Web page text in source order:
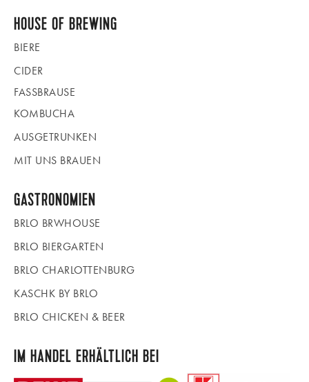
HOUSE OF BREWING
BIERE
CIDER
FASSBRAUSE
KOMBUCHA
AUSGETRUNKEN
MIT UNS BRAUEN
GASTRONOMIEN
BRLO BRWHOUSE
BRLO BIERGARTEN
BRLO CHARLOTTENBURG
KASCHK BY BRLO
BRLO CHICKEN & BEER
IM HANDEL ERHÄLTLICH BEI